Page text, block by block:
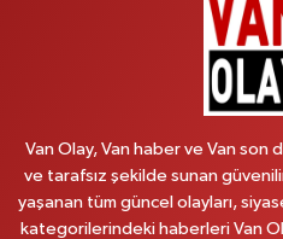
Yol Tarifi Al
MAHMUDİYE MAH.ATATÜRK
0 (531) 621 69 65 Yol Tarifi Al
Onay Eczanesi
Van Olay, Van haber ve Van son
ve tarafsız şekilde sunan
yaşanan tüm güncel olayları,
kategorilerindeki haberleri Van